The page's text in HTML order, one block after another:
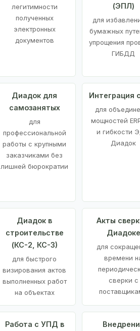
легитимности
полученных
электронных
документов
(ЭПЛ)
для
бумажных
упрощения
ГИБДД
Диадок для
самозанятых
для
профессиональной
работы с крупными
заказчиками без
лишней бюрократии
Интеграция
для
мощностей
и гибкости
Диадок
Диадок в
строительстве
(КС-2, КС-3)
для быстрого
визирования актов
выполненных работ
на объектах
Акты
Диадоке
для
времени
сверки с
Работа с УПД в